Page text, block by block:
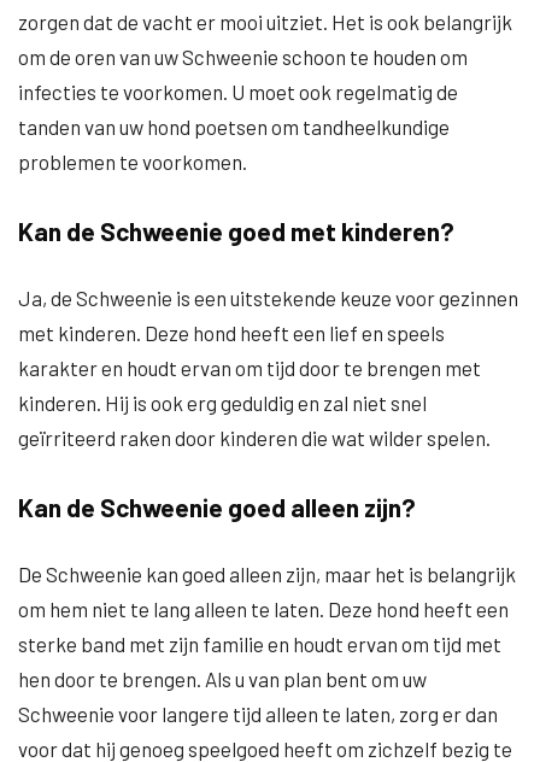
zorgen dat de vacht er mooi uitziet. Het is ook belangrijk
om de oren van uw Schweenie schoon te houden om
infecties te voorkomen. U moet ook regelmatig de
tanden van uw hond poetsen om tandheelkundige
problemen te voorkomen.
Kan de Schweenie goed met kinderen?
Ja, de Schweenie is een uitstekende keuze voor gezinnen
met kinderen. Deze hond heeft een lief en speels
karakter en houdt ervan om tijd door te brengen met
kinderen. Hij is ook erg geduldig en zal niet snel
geïrriteerd raken door kinderen die wat wilder spelen.
Kan de Schweenie goed alleen zijn?
De Schweenie kan goed alleen zijn, maar het is belangrijk
om hem niet te lang alleen te laten. Deze hond heeft een
sterke band met zijn familie en houdt ervan om tijd met
hen door te brengen. Als u van plan bent om uw
Schweenie voor langere tijd alleen te laten, zorg er dan
voor dat hij genoeg speelgoed heeft om zichzelf bezig te